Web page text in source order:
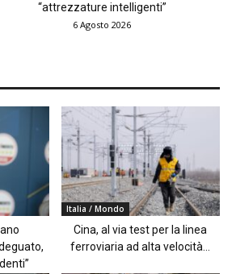
“attrezzature intelligenti”
6 Agosto 2026
Italia / Mondo
Cina, al via test per la linea
ferroviaria ad alta velocità...